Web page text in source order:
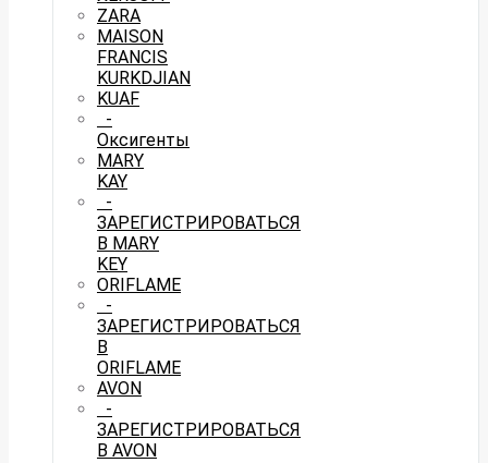
ZARA
MAISON
FRANCIS
KURKDJIAN
KUAF
-
Оксигенты
MARY
KAY
-
ЗАРЕГИСТРИРОВАТЬСЯ
В MARY
KEY
ORIFLAME
-
ЗАРЕГИСТРИРОВАТЬСЯ
В
ORIFLAME
AVON
-
ЗАРЕГИСТРИРОВАТЬСЯ
В AVON